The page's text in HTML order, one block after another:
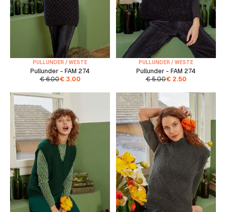
PULLUNDER / WESTE
Pullunder - FAM 274
€6.00€ 3.00
PULLUNDER / WESTE
Pullunder - FAM 274
€5.00€ 2.50